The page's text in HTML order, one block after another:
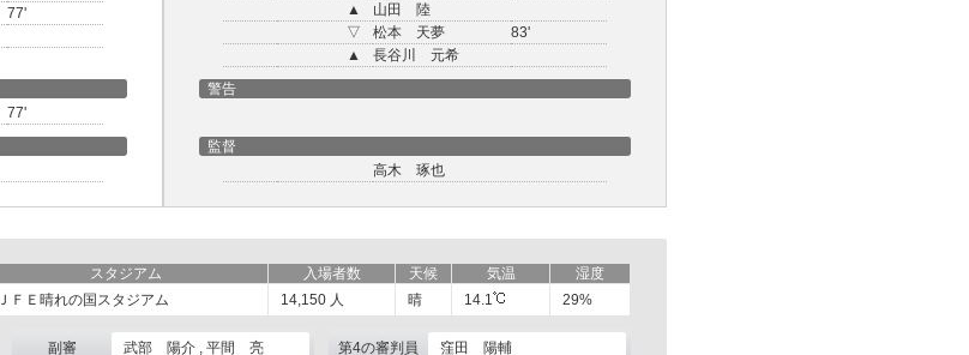
77'
▲
山田 陸
▽
松本 天夢
83'
▲
長谷川 元希
77'
警告
監督
高木 琢也
スタジアム 入場者数 天候 気温
湿度
ＪＦＥ晴れの国スタジアム 14,150 人 晴 14.1 29%
副審 武部 陽介 , 平間 亮 第4の審判員 窪田 陽輔